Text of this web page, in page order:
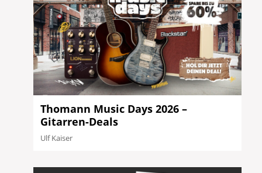
Thomann Music Days 2026 –
Gitarren-Deals
Ulf Kaiser